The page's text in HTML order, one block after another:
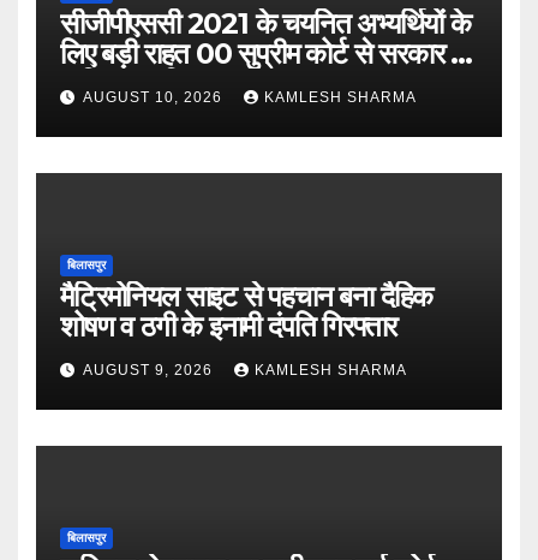
सीजीपीएससी 2021 के चयनित अभ्यर्थियों के
लिए बड़ी राहत 00 सुप्रीम कोर्ट से सरकार की
याचिका खारिज
AUGUST 10, 2026 KAMLESH SHARMA
बिलासपुर
मैट्रिमोनियल साइट से पहचान बना दैहिक
शोषण व ठगी के इनामी दंपति गिरफ्तार
AUGUST 9, 2026 KAMLESH SHARMA
बिलासपुर